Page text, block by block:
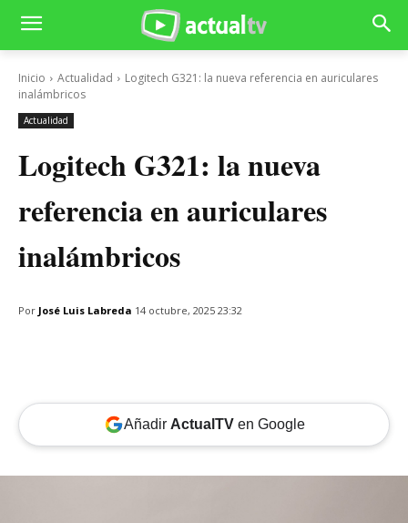
Inicio Actualidad
Logitech G321: la nueva referencia en auriculares
inalámbricos
Actualidad
Logitech G321: la nueva
referencia en auriculares
inalámbricos
Por José Luis Labreda 14 octubre, 2025 23:32
Añadir ActualTVen Google